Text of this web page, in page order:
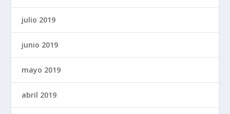
julio 2019
junio 2019
mayo 2019
abril 2019